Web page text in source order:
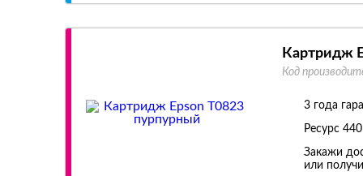
Картридж
Код
3 года
Ресурс
Закажи
или